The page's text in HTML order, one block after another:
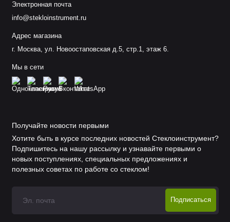
Электронная почта
info@stekloinstrument.ru
Адрес магазина
г. Москва, ул. Новоостаповская д.5, стр.1, этаж 6.
Мы в сети
Получайте новости первыми
Хотите быть в курсе последних новостей Стеклоинструмент?
Подпишитесь на нашу рассылку и узнавайте первыми о
новых поступлениях, специальных предложениях и
полезных советах по работе со стеклом!
Подписаться